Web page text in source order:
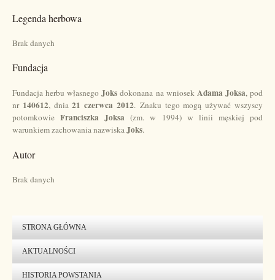
Legenda herbowa
Brak danych
Fundacja
Fundacja herbu własnegoJoksdokonana na wniosek Adama Joksa, pod
nr 140612, dnia21 czerwca 2012. Znaku tego mogą używać wszyscy
potomkowieFranciszka Joksa (zm. w 1994) w linii męskiej pod
warunkiem zachowania nazwiskaJoks.
Autor
Brak danych
STRONA GŁÓWNA
AKTUALNOŚCI
HISTORIA POWSTANIA